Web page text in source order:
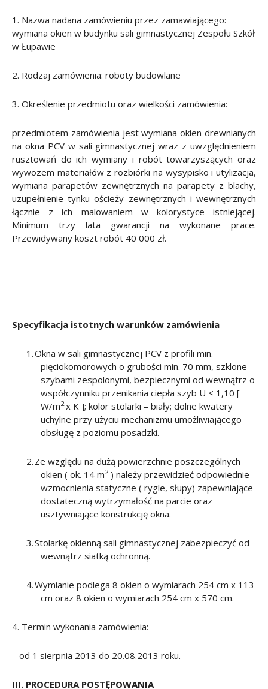
1. Nazwa nadana zamówieniu przez zamawiającego:
wymiana okien w budynku sali gimnastycznej Zespołu Szkół
w Łupawie
2. Rodzaj zamówienia: roboty budowlane
3. Określenie przedmiotu oraz wielkości zamówienia:
przedmiotem zamówienia jest wymiana okien drewnianych
na okna PCV w sali gimnastycznej wraz z uwzględnieniem
rusztowań do ich wymiany i robót towarzyszących oraz
wywozem materiałów z rozbiórki na wysypisko i utylizacja,
wymiana parapetów zewnętrznych na parapety z blachy,
uzupełnienie tynku ościeży zewnętrznych i wewnętrznych
łącznie z ich malowaniem w kolorystyce istniejącej.
Minimum trzy
lata gwarancji na wykonane prace.
Przewidywany koszt robót 40 000 zł.
Specyfikacja istotnych warunków zamówienia
1.Okna w sali gimnastycznej PCV z profili min.
pięciokomorowych o grubości min. 70 mm, szklone
szybami zespolonymi, bezpiecznymi od wewnątrz o
współczynniku przenikania ciepła szyb U ≤ 1,10 [
W/m2x K ]; kolor stolarki – biały; dolne kwatery
uchylne przy użyciu mechanizmu umożliwiającego
obsługę z poziomu posadzki.
2. Ze względu na dużą powierzchnie poszczególnych
okien ( ok. 14 m2) należy przewidzieć odpowiednie
wzmocnienia statyczne ( rygle, słupy) zapewniające
dostateczną wytrzymałość na parcie oraz
usztywniające konstrukcję okna.
3.Stolarkę okienną sali gimnastycznej zabezpieczyć od
wewnątrz siatką ochronną.
4.Wymianie podlega 8 okien o wymiarach 254 cm x 113
cm oraz 8 okien o wymiarach 254 cm x 570 cm.
4. Termin wykonania zamówienia:
– od 1 sierpnia 2013 do 20.08.2013 roku.
III. PROCEDURA POSTĘPOWANIA